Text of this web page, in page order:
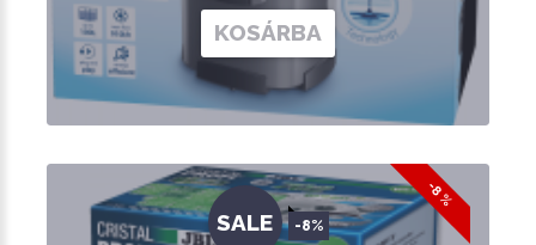
KOSÁRBA
-8 %
SALE -8%